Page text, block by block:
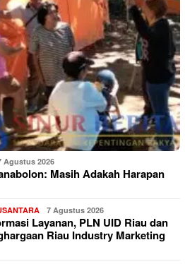
Agustus 2026
Masih Adakah Harapan
7 Agustus 2026
Layanan, PLN UID Riau dan
Riau Industry Marketing